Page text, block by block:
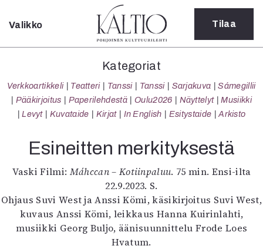
Sulje
Kategoriat
Verkkoartikkeli
Teatteri
Tanssi
Sarjakuva
Sámegillii
Pääkirjoitus
Paperilehdestä
Oulu2026
Näyttelyt
Musiikki
Levyt
Valikko Tilaa
Kategoriat
Verkkoartikkeli Teatteri Tanssi Tanssi Sarjakuva
Sámegillii
Pääkirjoitus
Paperilehdestä Oulu2026 Näyttelyt
Musiikki
Levyt
Kuvataide Kirjat In English Esitystaide Arkisto
Esineitten merkityksestä
Vaski Filmi: Máhccan – Kotiinpaluu. 75 min. Ensi-ilta
22.9.2023. S.
Ohjaus Suvi West ja Anssi Kömi, käsikirjoitus Suvi West,
kuvaus Anssi Kömi, leikkaus Hanna Kuirinlahti,
musiikki Georg Buljo, äänisuunnittelu Frode Loes
Hvatum.